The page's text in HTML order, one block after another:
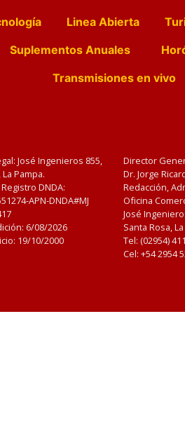
Linea Abierta
Suplementos Anuales
Transmisiones en vivo
José Ingenieros 855,
Pampa.
DNDA:
APN-DNDA#MJ
6/08/2026
19/10/2000
Director
Dr. Jorge
Redacción,
Oficina
José
Santa Rosa,
Tel: (02954)
Cel: +54 2954